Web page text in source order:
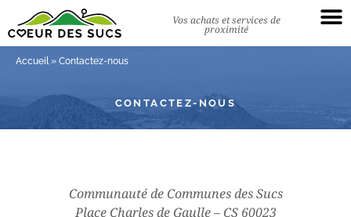
Vos achats et services de
proximité
Accueil» Contactez-nous
CONTACTEZ-NOUS
Communauté de Communes des Sucs
Place Charles de Gaulle – CS 60023